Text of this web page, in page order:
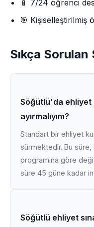
📱 7/24 öğrenci
🎯 Kişiselleştirilmiş
Sıkça Sorulan
Söğütlü'da ehliyet
ayırmalıyım?
Standart bir ehliyet
sürmektedir. Bu süre,
programına göre
süre 45 güne kadar
Söğütlü ehliyet